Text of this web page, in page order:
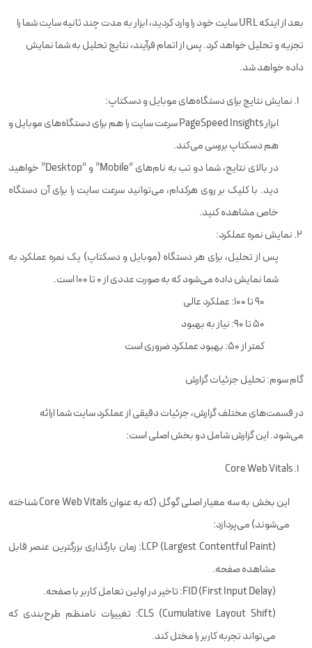
بعد از اینکه URL سایت خود را وارد کردید، ابزار به مدت چند ثانیه سایت شما را
تجزیه و تحلیل خواهد کرد. پس از اتمام فرآیند، نتایج تحلیل به شما نمایش
داده خواهد شد.
نمایش نتایج برای دستگاه‌های موبایل و دسکتاپ:
ابزار PageSpeed Insights سرعت سایت را هم برای دستگاه‌های موبایل و
هم دسکتاپ بررسی می‌کند.
در بالای نتایج، شما دو تب به نام‌های “Mobile” و “Desktop” خواهید
دید. با کلیک بر روی هرکدام، می‌توانید سرعت سایت را برای آن دستگاه
خاص مشاهده کنید.
نمایش نمره عملکرد:
پس از تحلیل، برای هر دستگاه (موبایل و دسکتاپ) یک نمره عملکرد به
شما نمایش داده می‌شود که به صورت عددی از 0 تا 100 است.
90 تا 100: عملکرد عالی
50 تا 90: نیاز به بهبود
کمتر از 50: بهبود عملکرد ضروری است
گام سوم: تحلیل جزئیات گزارش
در قسمت‌های مختلف گزارش، جزئیات دقیقی از عملکرد سایت شما ارائه
می‌شود. این گزارش شامل دو بخش اصلی است:
Core Web Vitals
این بخش به سه معیار اصلی گوگل (که به عنوان Core Web Vitals شناخته
می‌شوند) می‌پردازد:
LCP (Largest Contentful Paint): زمان بارگذاری بزرگترین عنصر قابل
مشاهده صفحه.
FID (First Input Delay): تاخیر در اولین تعامل کاربر با صفحه.
CLS (Cumulative Layout Shift): تغییرات نامنظم طرح‌بندی که
می‌تواند تجربه کاربر را مختل کند.